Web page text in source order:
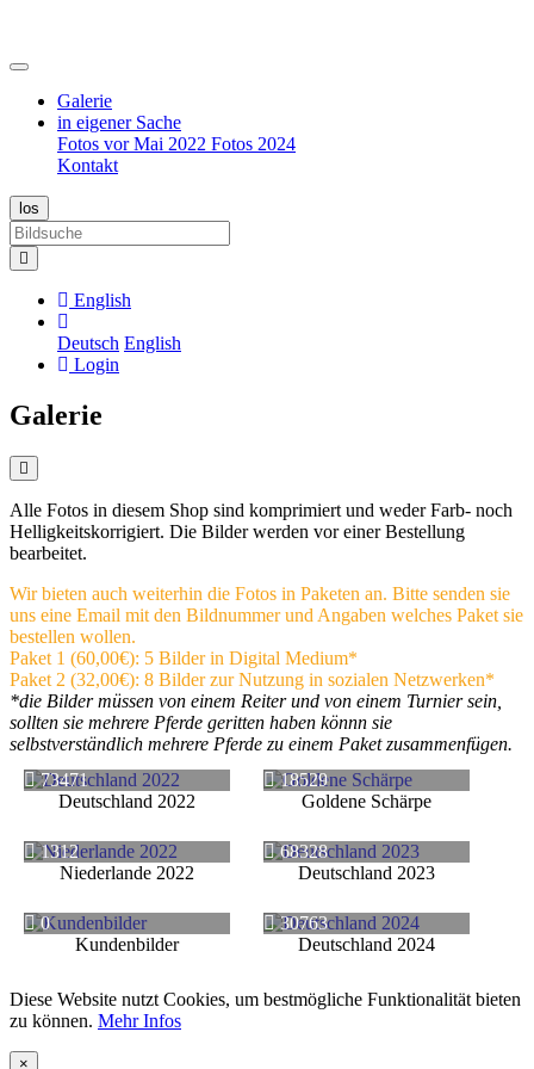
Galerie
in eigener Sache
Fotos vor Mai 2022 Fotos 2024
Kontakt
English
Deutsch English
Login
Galerie
Alle Fotos in diesem Shop sind komprimiert und weder Farb- noch
Helligkeitskorrigiert. Die Bilder werden vor einer Bestellung
bearbeitet.
Wir bieten auch weiterhin die Fotos in Paketen an. Bitte senden sie
uns eine Email mit den Bildnummer und Angaben welches Paket sie
bestellen wollen.
Paket 1 (60,00€): 5 Bilder in Digital Medium*
Paket 2 (32,00€): 8 Bilder zur Nutzung in sozialen Netzwerken*
*die Bilder müssen von einem Reiter und von einem Turnier sein,
sollten sie mehrere Pferde geritten haben könnn sie
selbstverständlich mehrere Pferde zu einem Paket zusammenfügen.
73471
Deutschland 2022
18529
Goldene Schärpe
1312
Niederlande 2022
68328
Deutschland 2023
0
Kundenbilder
30763
Deutschland 2024
Diese Website nutzt Cookies, um bestmögliche Funktionalität bieten
zu können. Mehr Infos
×